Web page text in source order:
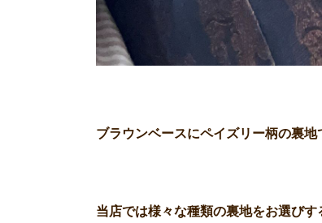
ブラウンベースにペイズリー柄の裏
当店では様々な種類の裏地をお選び